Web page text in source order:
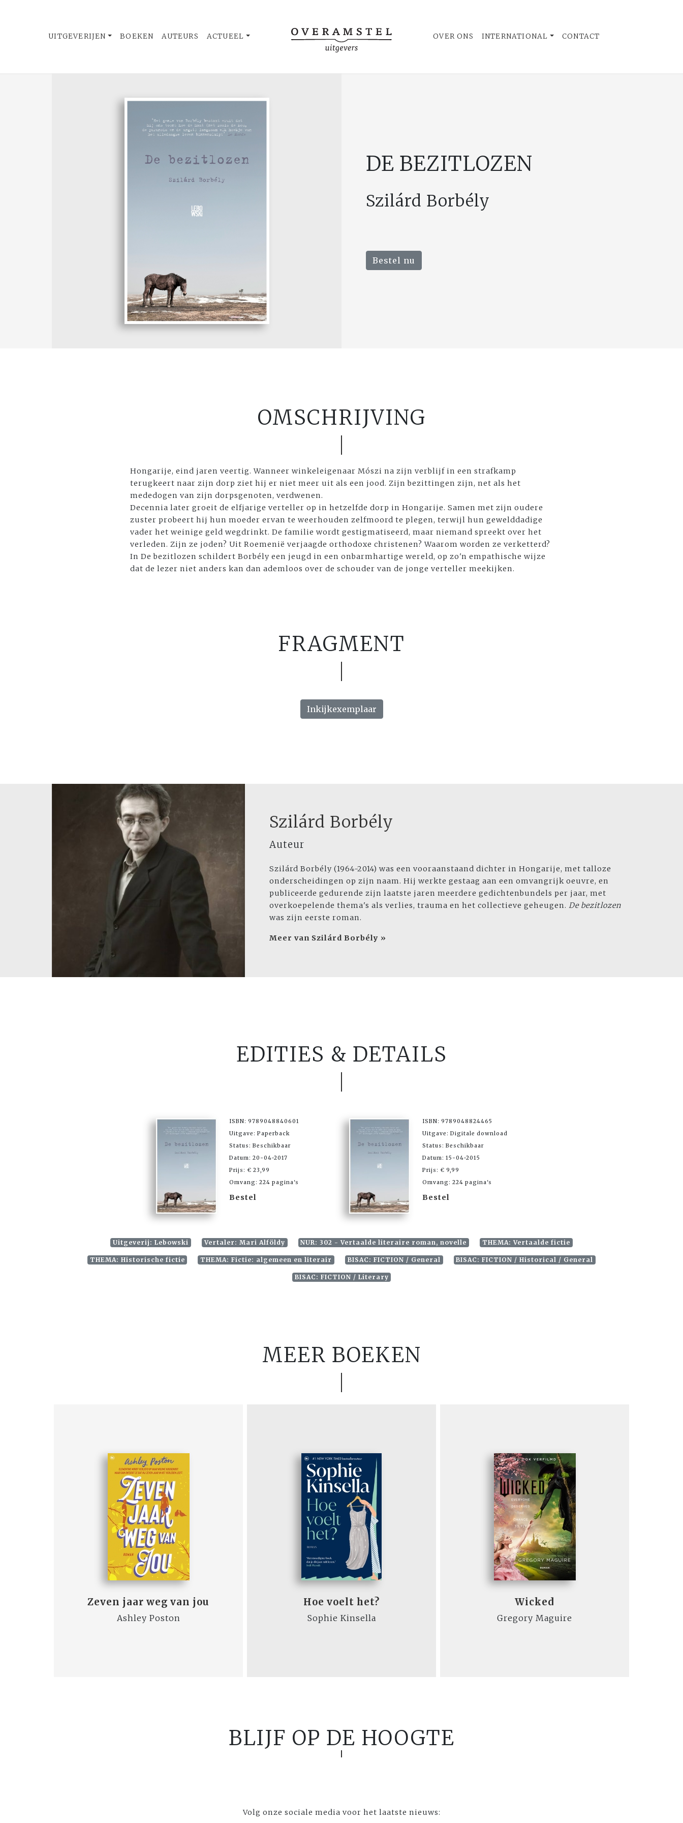
UITGEVERIJEN BOEKEN AUTEURS ACTUEEL OVER ONS INTERNATIONAL CONTACT
DE BEZITLOZEN
Szilárd Borbély
Bestel nu
OMSCHRIJVING
Hongarije, eind jaren veertig. Wanneer winkeleigenaar Mószi na zijn verblijf in een strafkamp
terugkeert naar zijn dorp ziet hij er niet meer uit als een jood. Zijn bezittingen zijn, net als het
mededogen van zijn dorpsgenoten, verdwenen.
Decennia later groeit de elfjarige verteller op in hetzelfde dorp in Hongarije. Samen met zijn oudere
zuster probeert hij hun moeder ervan te weerhouden zelfmoord te plegen, terwijl hun gewelddadige
vader het weinige geld wegdrinkt. De familie wordt gestigmatiseerd, maar niemand spreekt over het
verleden. Zijn ze joden? Uit Roemenië verjaagde orthodoxe christenen? Waarom worden ze verketterd?
In De bezitlozen schildert Borbély een jeugd in een onbarmhartige wereld, op zo'n empathische wijze
dat de lezer niet anders kan dan ademloos over de schouder van de jonge verteller meekijken.
FRAGMENT
Inkijkexemplaar
Szilárd Borbély
Auteur
Szilárd Borbély (1964-2014) was een vooraanstaand dichter in Hongarije, met talloze
onderscheidingen op zijn naam. Hij werkte gestaag aan een omvangrijk oeuvre, en
publiceerde gedurende zijn laatste jaren meerdere gedichtenbundels per jaar, met
overkoepelende thema's als verlies, trauma en het collectieve geheugen. De bezitlozen
was zijn eerste roman.
Meer van Szilárd Borbély »
EDITIES & DETAILS
ISBN: 9789048840601
Uitgave: Paperback
Status: Beschikbaar
Datum: 20-04-2017
Prijs: € 23,99
Omvang: 224 pagina's
Bestel
ISBN: 9789048824465
Uitgave: Digitale download
Status: Beschikbaar
Datum: 15-04-2015
Prijs: € 9,99
Omvang: 224 pagina's
Bestel
Uitgeverij: Lebowski Vertaler: Mari Alföldy NUR: 302 - Vertaalde literaire roman, novelle THEMA: Vertaalde fictie
THEMA: Historische fictie THEMA: Fictie: algemeen en literair BISAC: FICTION / General BISAC: FICTION / Historical / General
BISAC: FICTION / Literary
MEER BOEKEN
Zeven jaar weg van jou
Ashley Poston
Hoe voelt het?
Sophie Kinsella
Wicked
Gregory Maguire
BLIJF OP DE HOOGTE
Volg onze sociale media voor het laatste nieuws: